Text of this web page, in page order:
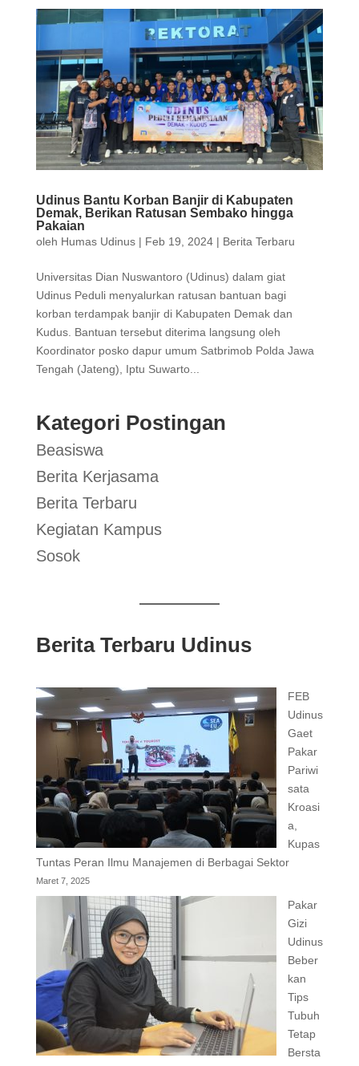
Udinus Bantu Korban Banjir di Kabupaten
Demak, Berikan Ratusan Sembako hingga
Pakaian
oleh Humas Udinus| Feb 19, 2024| Berita Terbaru
Universitas Dian Nuswantoro (Udinus) dalam giat
Udinus Peduli menyalurkan ratusan bantuan bagi
korban terdampak banjir di Kabupaten Demak dan
Kudus. Bantuan tersebut diterima langsung oleh
Koordinator posko dapur umum Satbrimob Polda Jawa
Tengah (Jateng), Iptu Suwarto...
Kategori Postingan
Beasiswa
Berita Kerjasama
Berita Terbaru
Kegiatan Kampus
Sosok
Berita Terbaru Udinus
FEB
Udinus
Gaet
Pakar
Pariwi
sata
Kroasi
a,
Kupas
Tuntas Peran Ilmu Manajemen di Berbagai Sektor
Maret 7, 2025
Pakar
Gizi
Udinus
Beber
kan
Tips
Tubuh
Tetap
Bersta